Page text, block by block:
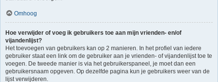
Omhoog
Hoe verwijder of voeg ik gebruikers toe aan mijn vrienden- en/of
vijandenlijst?
Het toevoegen van gebruikers kan op 2 manieren. In het profiel van iedere
gebruiker staat een link om de gebruiker aan je vrienden- of vijandenlijst toe te
voegen. De tweede manier is via het gebruikerspaneel, je moet dan een
gebruikersnaam opgeven. Op dezelfde pagina kun je gebruikers weer van de
lijst verwijderen.